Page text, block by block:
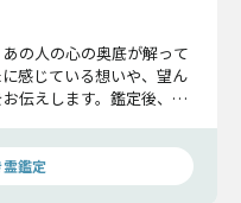
の人の心の奥底が解って
感じている想いや、望ん
伝えします。鑑定後、2
霊鑑定